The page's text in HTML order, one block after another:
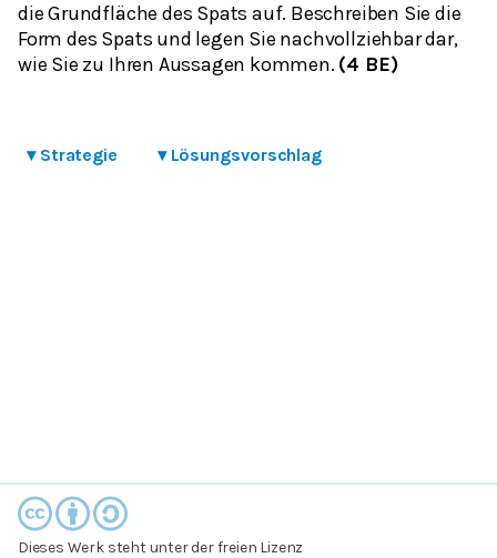
die Grundfläche des Spats auf. Beschreiben Sie die
Form des Spats und legen Sie nachvollziehbar dar,
wie Sie zu Ihren Aussagen kommen. (4 BE)
▾ Strategie ▾ Lösungsvorschlag
Dieses Werk steht unter der freien Lizenz